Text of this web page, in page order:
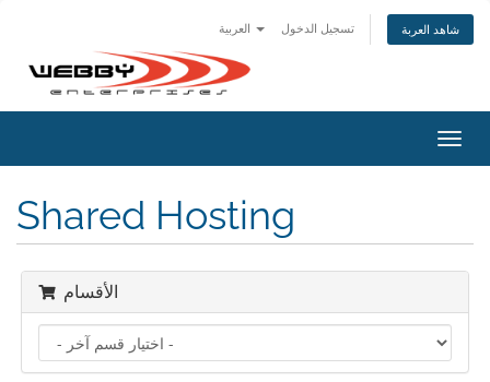
تسجيل الدخول شاهد العربة
تبديل
التنقل
Shared Hosting
الأقسام